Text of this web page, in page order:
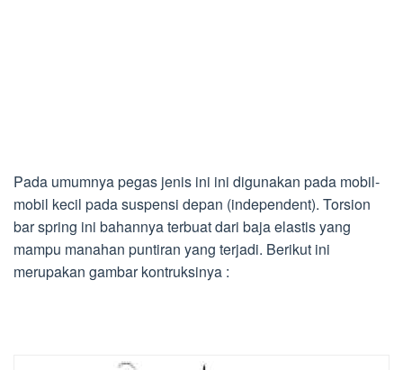
Pada umumnya pegas jenis ini ini digunakan pada mobil-
mobil kecil pada suspensi depan (independent). Torsion
bar spring ini bahannya terbuat dari baja elastis yang
mampu manahan puntiran yang terjadi. Berikut ini
merupakan gambar kontruksinya :